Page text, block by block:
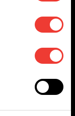
uw bedrijf
Daarna